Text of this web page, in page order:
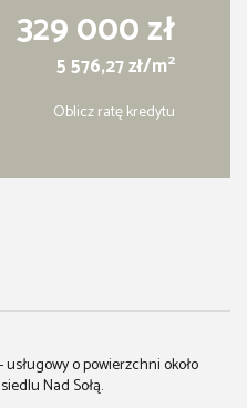
329 000 zł
5 576,27 zł/m2
Oblicz ratę kredytu
o powierzchni około
Nad Sołą.